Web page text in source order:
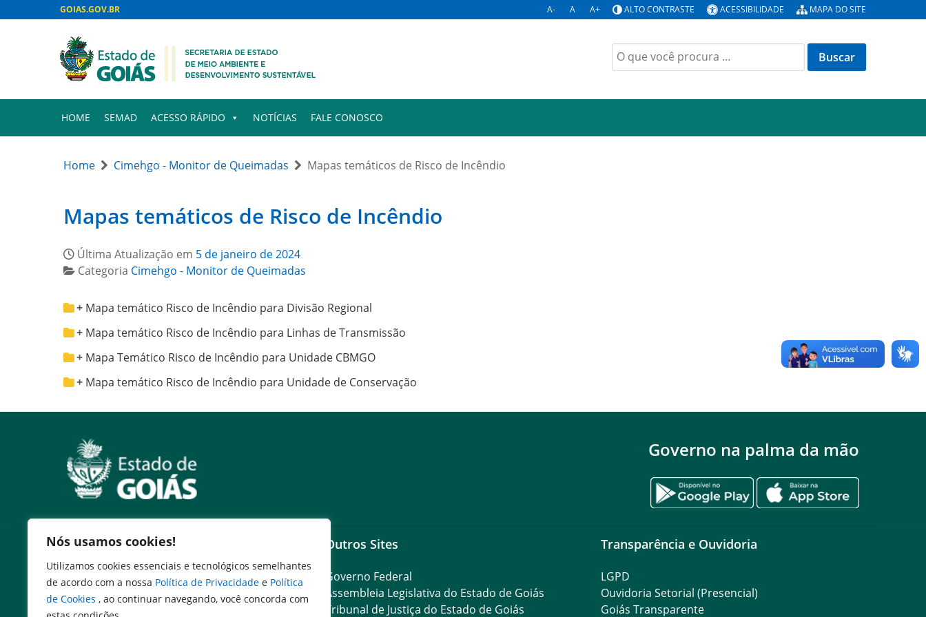
Nós usamos cookies!
Utilizamos cookies essenciais e tecnológicos semelhantes
de acordo com a nossa Política de Privacidade e Política
de Cookies , ao continuar navegando, você concorda com
GOIAS.GOV.BR A- A A+ ALTO CONTRASTE ACESSIBILIDADE MAPA DO SITE
Buscar
por:
HOME SEMAD ACESSO RÁPIDO NOTÍCIAS FALE CONOSCO
Home Cimehgo - Monitor de Queimadas Mapas temáticos de Risco de Incêndio
Mapas temáticos de Risco de Incêndio
Última Atualização em 5 de janeiro de 2024
Categoria Cimehgo - Monitor de Queimadas
Mapa temático Risco de Incêndio para Divisão Regional
Mapa temático Risco de Incêndio para Linhas de Transmissão
Mapa Temático Risco de Incêndio para Unidade CBMGO
Mapa temático Risco de Incêndio para Unidade de Conservação
Governo na palma da mão
Serviços
Expresso Goiás
Expresso Aplicações
Expresso Servidor
Outros Sites
Governo Federal
Assembleia Legislativa do Estado de Goiás
Tribunal de Justiça do Estado de Goiás
Transparência e Ouvidoria
LGPD
Ouvidoria Setorial (Presencial)
Goiás Transparente